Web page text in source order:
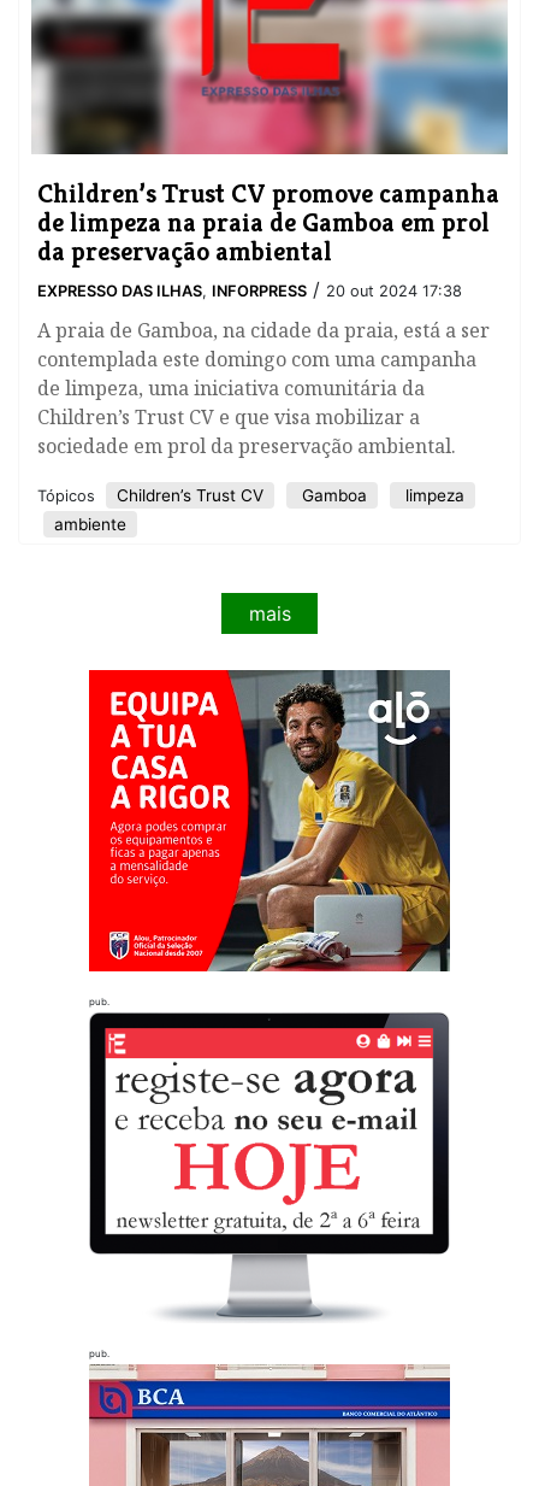
Children’s Trust CV promove campanha
de limpeza na praia de Gamboa em prol
da preservação ambiental
EXPRESSO DAS ILHAS, INFORPRESS / 20 out 2024 17:38
A praia de Gamboa, na cidade da praia, está a ser
contemplada este domingo com uma campanha
de limpeza, uma iniciativa comunitária da
Children’s Trust CV e que visa mobilizar a
sociedade em prol da preservação ambiental.
Tópicos Children’s Trust CV Gamboa
limpeza
ambiente
mais
pub.
pub.